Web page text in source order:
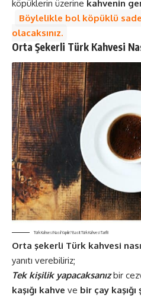
köpüklerin üzerine kahvenin
Böylelikle bol köpüklü
olacaksınız.
Orta Şekerli Türk Kahvesi
Türk Kahvesi Nasıl Yapılır? Basit Türk Kahvesi Tarifi!
Orta şekerli Türk kahvesi
yanıtı verebiliriz;
Tek kişilik yapacaksanızbir
kaşığı kahve ve bir çay kaşığı